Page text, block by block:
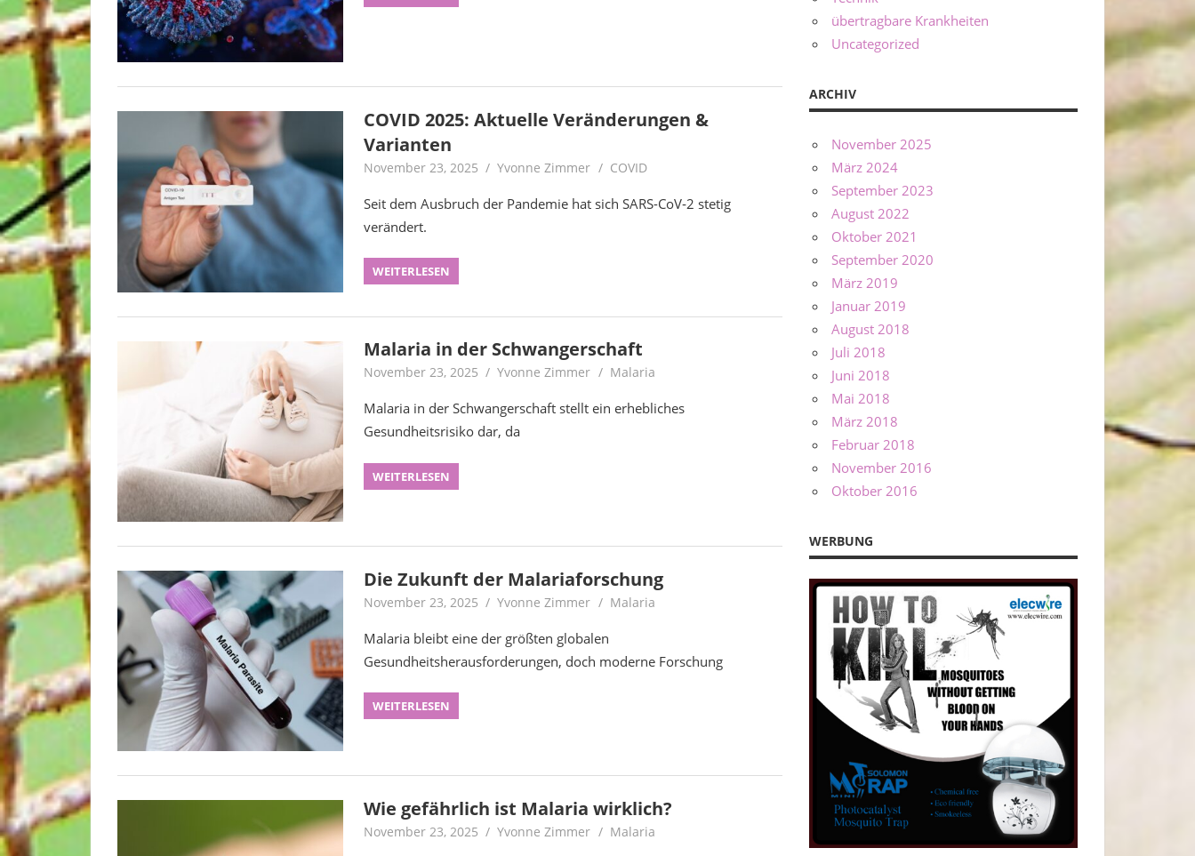
COVID 2025: Aktuelle Veränderungen &
Varianten
November 23, 2025 Yvonne Zimmer COVID
Seit dem Ausbruch der Pandemie hat sich SARS-CoV‑2 stetig
verändert.
WEITERLESEN
Malaria in der Schwangerschaft
November 23, 2025 Yvonne Zimmer Malaria
Malaria in der Schwangerschaft stellt ein erhebliches
Gesundheitsrisiko dar, da
WEITERLESEN
Die Zukunft der Malariaforschung
November 23, 2025 Yvonne Zimmer Malaria
Malaria bleibt eine der größten globalen
Gesundheitsherausforderungen, doch moderne Forschung
WEITERLESEN
Wie gefährlich ist Malaria wirklich?
November 23, 2025 Yvonne Zimmer Malaria
übertragbare Krankheiten
Uncategorized
ARCHIV
November 2025
März 2024
September 2023
August 2022
Oktober 2021
September 2020
März 2019
Januar 2019
August 2018
Juli 2018
Juni 2018
Mai 2018
März 2018
Februar 2018
November 2016
Oktober 2016
WERBUNG